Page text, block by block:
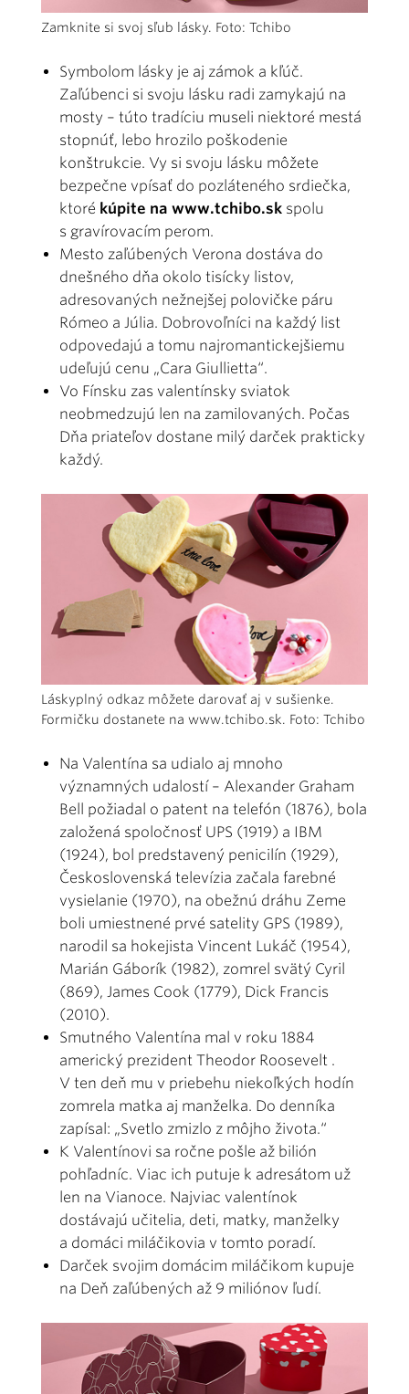
Zamknite si svoj sľub lásky. Foto: Tchibo
Symbolom lásky je aj zámok a kľúč.
Zaľúbenci si svoju lásku radi zamykajú na
mosty – túto tradíciu museli niektoré mestá
stopnúť, lebo hrozilo poškodenie
konštrukcie. Vy si svoju lásku môžete
bezpečne vpísať do pozláteného srdiečka,
ktoré kúpite na www.tchibo.sk spolu
s gravírovacím perom.
Mesto zaľúbených Verona dostáva do
dnešného dňa okolo tisícky listov,
adresovaných nežnejšej polovičke páru
Rómeo a Júlia. Dobrovoľníci na každý list
odpovedajú a tomu najromantickejšiemu
udeľujú cenu „Cara Giullietta“.
Vo Fínsku zas valentínsky sviatok
neobmedzujú len na zamilovaných. Počas
Dňa priateľov dostane milý darček prakticky
každý.
Láskyplný odkaz môžete darovať aj v sušienke.
Formičku dostanete na www.tchibo.sk. Foto: Tchibo
Na Valentína sa udialo aj mnoho
významných udalostí – Alexander Graham
Bell požiadal o patent na telefón (1876), bola
založená spoločnosť UPS (1919) a IBM
(1924), bol predstavený penicilín (1929),
Československá televízia začala farebné
vysielanie (1970), na obežnú dráhu Zeme
boli umiestnené prvé satelity GPS (1989),
narodil sa hokejista Vincent Lukáč (1954),
Marián Gáborík (1982), zomrel svätý Cyril
(869), James Cook (1779), Dick Francis
(2010).
Smutného Valentína mal v roku 1884
americký prezident Theodor Roosevelt .
V ten deň mu v priebehu niekoľkých hodín
zomrela matka aj manželka. Do denníka
zapísal: „Svetlo zmizlo z môjho života.“
K Valentínovi sa ročne pošle až bilión
pohľadníc. Viac ich putuje k adresátom už
len na Vianoce. Najviac valentínok
dostávajú učitelia, deti, matky, manželky
a domáci miláčikovia v tomto poradí.
Darček svojim domácim miláčikom kupuje
na Deň zaľúbených až 9 miliónov ľudí.